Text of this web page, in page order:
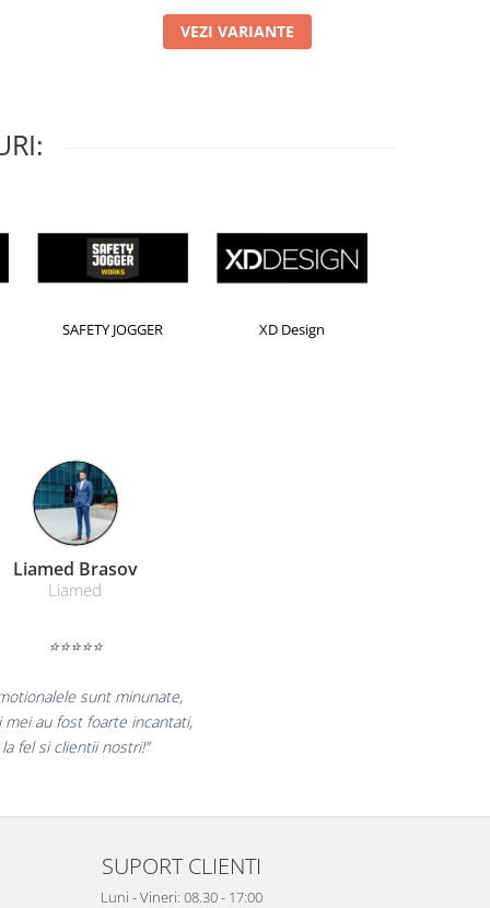
VEZI VARIANTE
Horion Kensington
Farmacom Brasov
Farmacom
⭐⭐⭐⭐⭐
pentru reluarea colaborarii si
multumiti pentru produsele plasate
si finalizate cu succes la timp."
SUPORT CLIENTI
Luni - Vineri: 08.30 - 17:00